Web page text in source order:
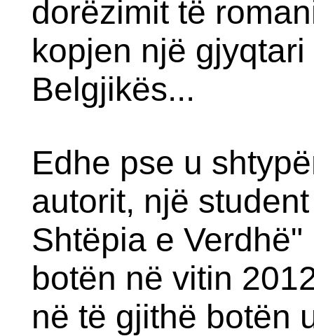
dorëzimit të
kopjen një
Belgjikës...
Edhe pse u
autorit, një
Shtëpia e
botën në vitin
në të gjithë botën